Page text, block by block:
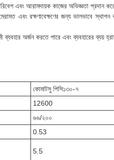
এবং আরামদায়ক কাজের অভিজ্ঞতা প্রদান
এবং রক্ষণাবেক্ষণের জন্য ভালভাবে স্থাপন
অর্জন করতে পারে এবং ব্যবহারের ব্যয়
কোমাটসু পিসি১৩০-৭
12600
৬৬/২০০
0.53
5.5